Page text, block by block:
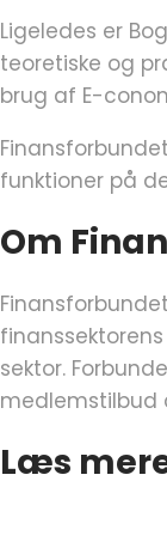
Ligeledes er
teoretiske og
brug af E-
funktioner på
Om
sektor.
medlemstilbud
Læs